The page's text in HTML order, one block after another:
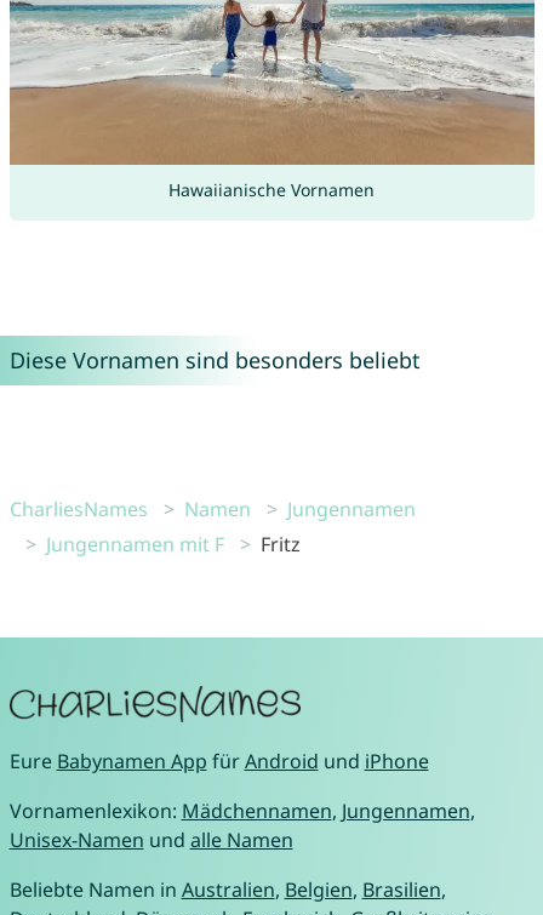
Hawaiianische Vornamen
Diese Vornamen sind besonders beliebt
CharliesNames Namen
Jungennamen
Jungennamen mit F
Fritz
Eure Babynamen App fürAndroid und iPhone
Vornamenlexikon: Mädchennamen, Jungennamen,
Unisex-Namen und alle Namen
Beliebte Namen in Australien, Belgien, Brasilien,